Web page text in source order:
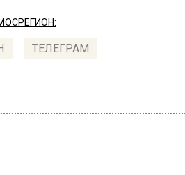
ТЕЛЕГРАМ